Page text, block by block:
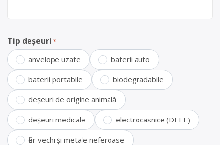
Tip deșeuri *
anvelope uzate baterii auto
baterii portabile biodegradabile
deșeuri de origine animală
deșeuri medicale electrocasnice (DEEE)
fier vechi și metale neferoase